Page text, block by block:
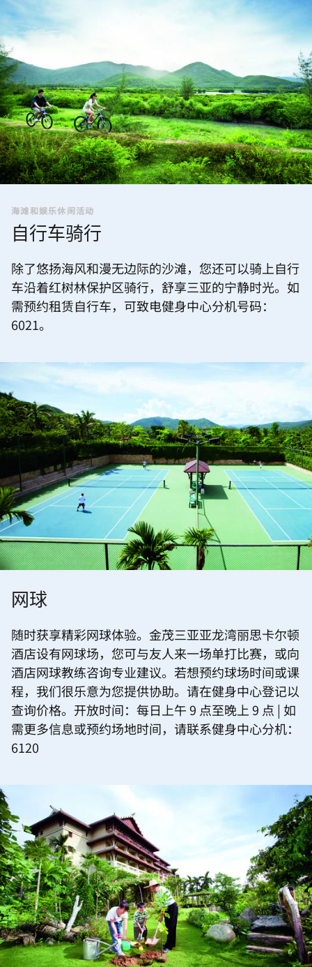
海滩和娱乐休闲活动
自行车骑行
除了悠扬海风和漫无边际的沙滩，您还可以骑上自行
车沿着红树林保护区骑行，舒享三亚的宁静时光。如
需预约租赁自行车，可致电健身中心分机号码：
6021。
网球
随时获享精彩网球体验。金茂三亚亚龙湾丽思卡尔顿
酒店设有网球场，您可与友人来一场单打比赛，或向
酒店网球教练咨询专业建议。若想预约球场时间或课
程，我们很乐意为您提供协助。请在健身中心登记以
查询价格。开放时间：每日上午 9 点至晚上 9 点 | 如
需更多信息或预约场地时间，请联系健身中心分机：
6120